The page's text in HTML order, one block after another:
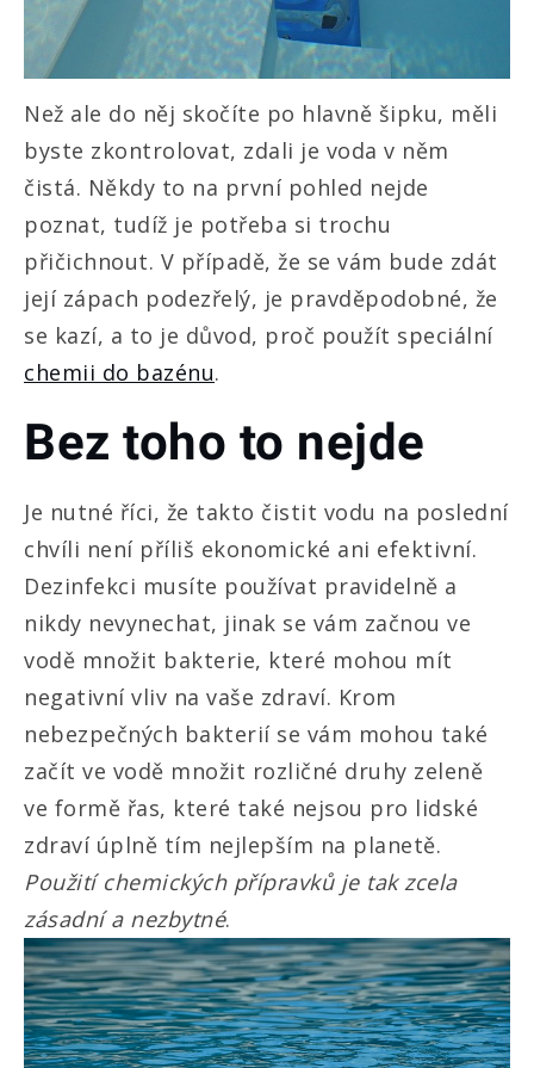
Než ale do něj skočíte po hlavně šipku, měli
byste zkontrolovat, zdali je voda v něm
čistá. Někdy to na první pohled nejde
poznat, tudíž je potřeba si trochu
přičichnout. V případě, že se vám bude zdát
její zápach podezřelý, je pravděpodobné, že
se kazí, a to je důvod, proč použít speciální
chemii do bazénu.
Bez toho to nejde
Je nutné říci, že takto čistit vodu na poslední
chvíli není příliš ekonomické ani efektivní.
Dezinfekci musíte používat pravidelně a
nikdy nevynechat, jinak se vám začnou ve
vodě množit bakterie, které mohou mít
negativní vliv na vaše zdraví. Krom
nebezpečných bakterií se vám mohou také
začít ve vodě množit rozličné druhy zeleně
ve formě řas, které také nejsou pro lidské
zdraví úplně tím nejlepším na planetě.
Použití chemických přípravků je tak zcela
zásadní a nezbytné.